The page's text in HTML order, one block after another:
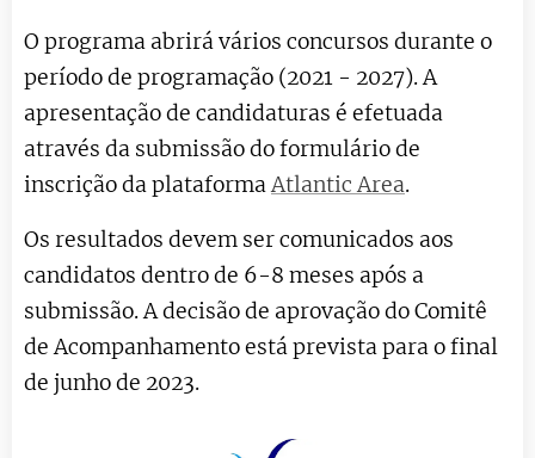
O programa abrirá vários concursos durante o
período de programação (2021 - 2027).A
apresentação de candidaturas é efetuada
através da submissão do formulário de
inscrição da plataformaAtlantic Area.
Os resultados devem ser comunicados aos
candidatos dentro de 6-8 meses após a
submissão.A decisão de aprovação do Comitê
de Acompanhamento está prevista para o final
de junho de 2023.